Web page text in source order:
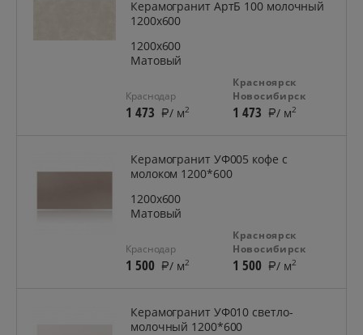
Керамогранит АртБ 100 молочный
1200х600
1200x600
Матовый
Краснодар
1 473 / м2
Красноярск
Новосибирск
1 473 / м2
Керамогранит УФ005 кофе с
молоком 1200*600
1200x600
Матовый
Краснодар
1 500 / м2
Красноярск
Новосибирск
1 500 / м2
Керамогранит УФ010 светло-
молочный 1200*600